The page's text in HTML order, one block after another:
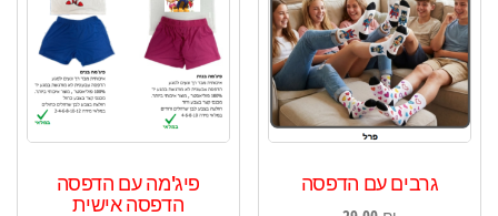
גרבים עם הדפסה פיג'מה עם הדפסה
הדפסה אישית